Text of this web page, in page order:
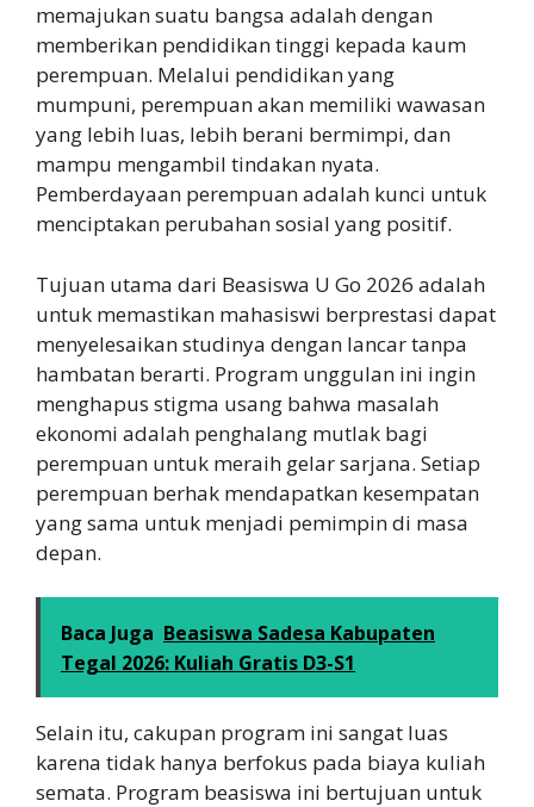
memajukan suatu bangsa adalah dengan
memberikan pendidikan tinggi kepada kaum
perempuan. Melalui pendidikan yang
mumpuni, perempuan akan memiliki wawasan
yang lebih luas, lebih berani bermimpi, dan
mampu mengambil tindakan nyata.
Pemberdayaan perempuan adalah kunci untuk
menciptakan perubahan sosial yang positif.
Tujuan utama dari Beasiswa U Go 2026 adalah
untuk memastikan mahasiswi berprestasi dapat
menyelesaikan studinya dengan lancar tanpa
hambatan berarti. Program unggulan ini ingin
menghapus stigma usang bahwa masalah
ekonomi adalah penghalang mutlak bagi
perempuan untuk meraih gelar sarjana. Setiap
perempuan berhak mendapatkan kesempatan
yang sama untuk menjadi pemimpin di masa
depan.
Baca Juga Beasiswa Sadesa Kabupaten
Tegal 2026: Kuliah Gratis D3-S1
Selain itu, cakupan program ini sangat luas
karena tidak hanya berfokus pada biaya kuliah
semata. Program beasiswa ini bertujuan untuk